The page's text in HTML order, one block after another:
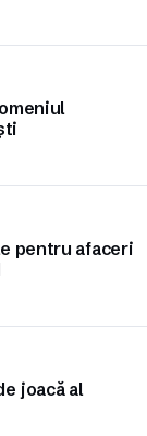
pentru afaceri
joacă al